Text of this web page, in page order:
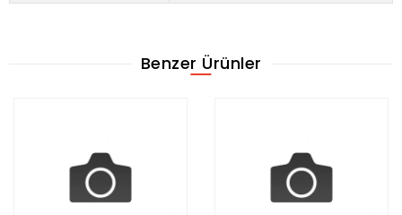
Benzer Ürünler